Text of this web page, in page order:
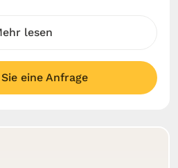
lesen
eine Anfrage